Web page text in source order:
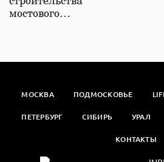
мостового…
МОСКВА ПОДМОСКОВЬЕ
ПЕТЕРБУРГ СИБИРЬ УРАЛ
КОНТАКТЫ